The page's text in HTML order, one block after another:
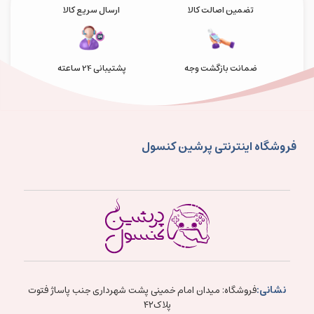
تضمین اصالت کالا ارسال سریع کالا
ضمانت بازگشت وجه پشتیبانی 24 ساعته
فروشگاه اینترنتی پرشین کنسول
نشانی:فروشگاه: میدان امام خمینی پشت شهرداری جنب پاساژ فتوت
پلاک۴۲